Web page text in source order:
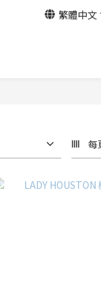
繁體中文
每